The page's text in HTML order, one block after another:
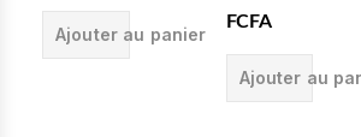
Ajouter au panier
FCFA
Ajouter au